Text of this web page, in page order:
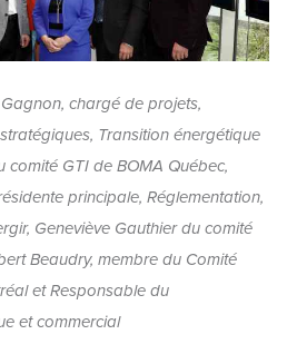
chargé de projets,
Transition énergétique
comité GTI de BOMA Québec,
principale, Réglementation,
Geneviève Gauthier du comité
Beaudry, membre du Comité
et Responsable du
et commercial